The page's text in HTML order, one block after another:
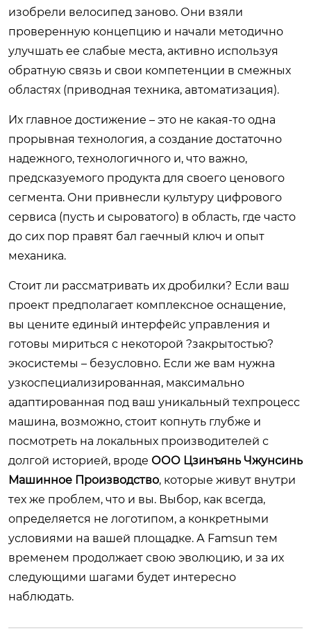
изобрели велосипед заново. Они взяли
проверенную концепцию и начали методично
улучшать ее слабые места, активно используя
обратную связь и свои компетенции в смежных
областях (приводная техника, автоматизация).
Их главное достижение – это не какая-то одна
прорывная технология, а создание достаточно
надежного, технологичного и, что важно,
предсказуемого продукта для своего ценового
сегмента. Они привнесли культуру цифрового
сервиса (пусть и сыроватого) в область, где часто
до сих пор правят бал гаечный ключ и опыт
механика.
Стоит ли рассматривать их дробилки? Если ваш
проект предполагает комплексное оснащение,
вы цените единый интерфейс управления и
готовы мириться с некоторой ?закрытостью?
экосистемы – безусловно. Если же вам нужна
узкоспециализированная, максимально
адаптированная под ваш уникальный техпроцесс
машина, возможно, стоит копнуть глубже и
посмотреть на локальных производителей с
долгой историей, вроде ООО Цзинъянь Чжунсинь
Машинное Производство, которые живут внутри
тех же проблем, что и вы. Выбор, как всегда,
определяется не логотипом, а конкретными
условиями на вашей площадке. А Famsun тем
временем продолжает свою эволюцию, и за их
следующими шагами будет интересно
наблюдать.